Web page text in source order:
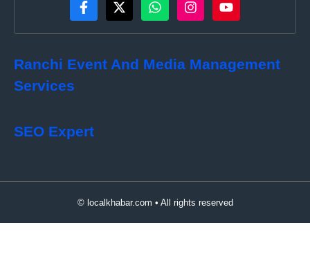
Ranchi Event And Media Management
Services
SEO Expert
© localkhabar.com • All rights reserved